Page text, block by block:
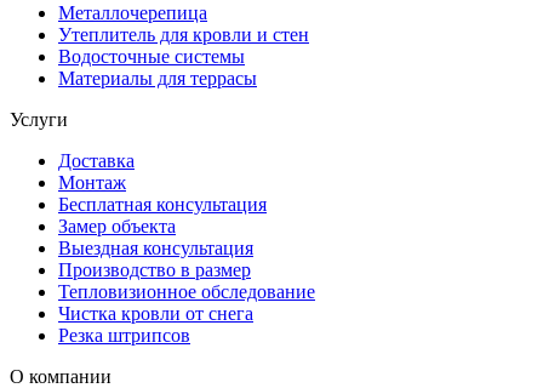
Металлочерепица
Утеплитель для кровли и стен
Водосточные системы
Материалы для террасы
Услуги
Доставка
Монтаж
Бесплатная консультация
Замер объекта
Выездная консультация
Производство в размер
Тепловизионное обследование
Чистка кровли от снега
Резка штрипсов
О компании